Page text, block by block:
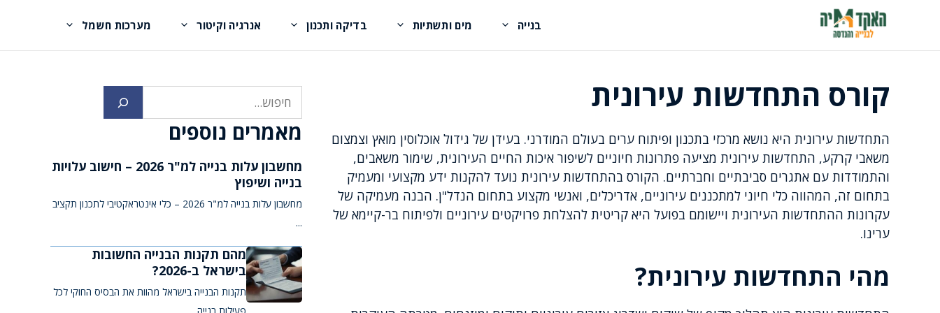
בנייה מים ותשתיות בדיקה ותכנון אנרגיה וקיטור מערכות חשמל
קורס התחדשות עירונית
התחדשות עירונית היא נושא מרכזי בתכנון ופיתוח ערים בעולם המודרני. בעידן של גידול אוכלוסין מואץ וצמצום
משאבי קרקע, התחדשות עירונית מציעה פתרונות חיוניים לשיפור איכות החיים העירונית, שימור משאבים,
והתמודדות עם אתגרים סביבתיים וחברתיים. הקורס בהתחדשות עירונית נועד להקנות ידע מקצועי ומעמיק
בתחום זה, המהווה כלי חיוני למתכננים עירוניים, אדריכלים, ואנשי מקצוע בתחום הנדל"ן. הבנה מעמיקה של
עקרונות ההתחדשות העירונית ויישומם בפועל היא קריטית להצלחת פרויקטים עירוניים ולפיתוח בר-קיימא של
ערינו.
מהי התחדשות עירונית?
מאמרים נוספים
מחשבון עלות בנייה למ"ר 2026 – חישוב עלויות
בנייה ושיפוץ
מחשבון עלות בנייה למ"ר 2026 – כלי אינטראקטיבי לתכנון תקציב
...
מהם תקנות הבנייה החשובות
בישראל ב-2026?
תקנות הבנייה בישראל מהוות את הבסיס החוקי לכל